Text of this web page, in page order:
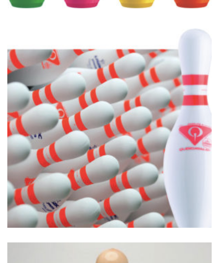
€39.00